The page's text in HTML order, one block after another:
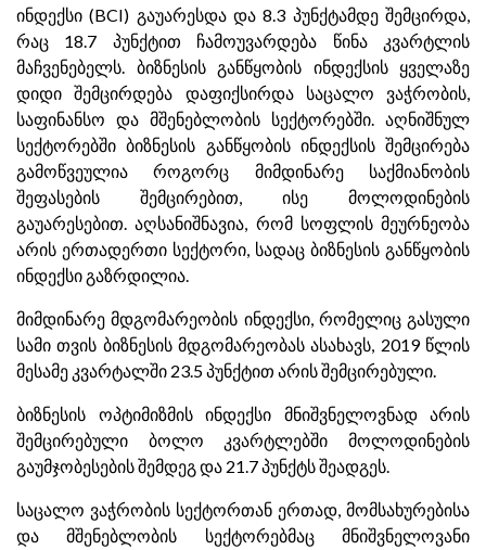
ინდექსი (BCI) გაუარესდა და 8.3 პუნქტამდე შემცირდა,
რაც 18.7 პუნქტით ჩამოუვარდება წინა კვარტლის
მაჩვენებელს. ბიზნესის განწყობის ინდექსის ყველაზე
დიდი შემცირდება დაფიქსირდა საცალო ვაჭრობის,
საფინანსო და მშენებლობის სექტორებში. აღნიშნულ
სექტორებში ბიზნესის განწყობის ინდექსის შემცირება
გამოწვეულია როგორც მიმდინარე საქმიანობის
შეფასების შემცირებით, ისე მოლოდინების
გაუარესებით. აღსანიშნავია, რომ სოფლის მეურნეობა
არის ერთადერთი სექტორი, სადაც ბიზნესის განწყობის
ინდექსი გაზრდილია.
მიმდინარე მდგომარეობის ინდექსი, რომელიც გასული
სამი თვის ბიზნესის მდგომარეობას ასახავს, 2019 წლის
მესამე კვარტალში 23.5 პუნქტით არის შემცირებული.
ბიზნესის ოპტიმიზმის ინდექსი მნიშვნელოვნად არის
შემცირებული ბოლო კვარტლებში მოლოდინების
გაუმჯობესების შემდეგ და 21.7 პუნქტს შეადგეს.
საცალო ვაჭრობის სექტორთან ერთად, მომსახურებისა
და მშენებლობის სექტორებმაც მნიშვნელოვანი